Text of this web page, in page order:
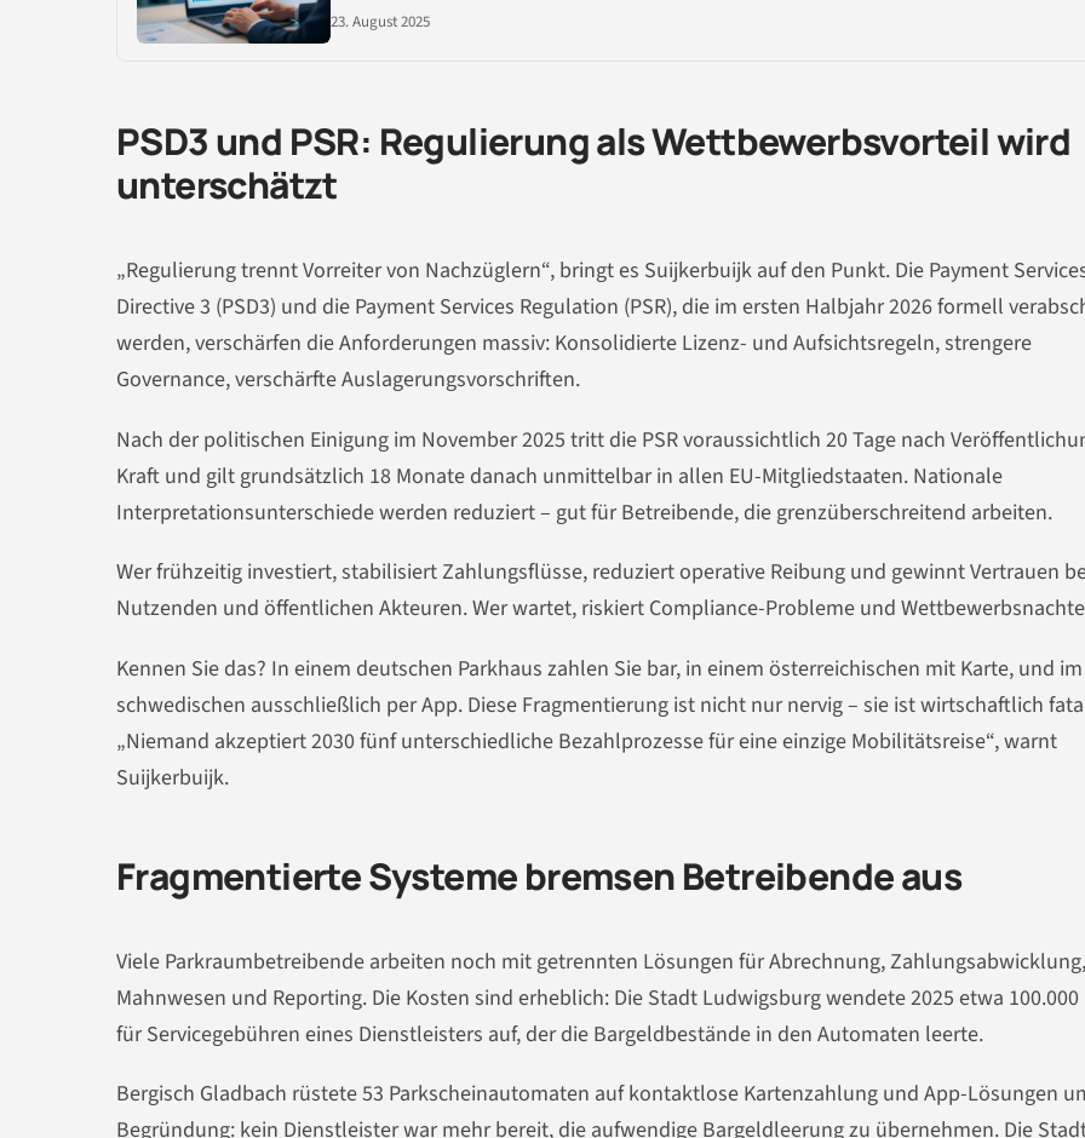
23. August 2025
PSD3 und PSR: Regulierung als Wettbewerbsvorteil wird
unterschätzt
„Regulierung trennt Vorreiter von Nachzüglern“, bringt es Suijkerbuijk auf den Punkt. Die Payment
Directive 3 (PSD3) und die Payment Services Regulation (PSR), die im ersten Halbjahr 2026 formell
werden, verschärfen die Anforderungen massiv: Konsolidierte Lizenz- und Aufsichtsregeln, strengere
Governance, verschärfte Auslagerungsvorschriften.
Nach der politischen Einigung im November 2025 tritt die PSR voraussichtlich 20 Tage nach
Kraft und gilt grundsätzlich 18 Monate danach unmittelbar in allen EU-Mitgliedstaaten. Nationale
Interpretationsunterschiede werden reduziert – gut für Betreibende, die grenzüberschreitend arbeiten.
Wer frühzeitig investiert, stabilisiert Zahlungsflüsse, reduziert operative Reibung und gewinnt Vertrauen
Nutzenden und öffentlichen Akteuren. Wer wartet, riskiert Compliance-Probleme und
Kennen Sie das? In einem deutschen Parkhaus zahlen Sie bar, in einem österreichischen mit Karte, und im
schwedischen ausschließlich per App. Diese Fragmentierung ist nicht nur nervig – sie ist wirtschaftlich
„Niemand akzeptiert 2030 fünf unterschiedliche Bezahlprozesse für eine einzige Mobilitätsreise“, warnt
Suijkerbuijk.
Fragmentierte Systeme bremsen Betreibende aus
Viele Parkraumbetreibende arbeiten noch mit getrennten Lösungen für Abrechnung, Zahlungsabwicklung,
Mahnwesen und Reporting. Die Kosten sind erheblich: Die Stadt Ludwigsburg wendete 2025 etwa 100.000
für Servicegebühren eines Dienstleisters auf, der die Bargeldbestände in den Automaten leerte.
Bergisch Gladbach rüstete 53 Parkscheinautomaten auf kontaktlose Kartenzahlung und App-Lösungen
Begründung: kein Dienstleister war mehr bereit, die aufwendige Bargeldleerung zu übernehmen. Die